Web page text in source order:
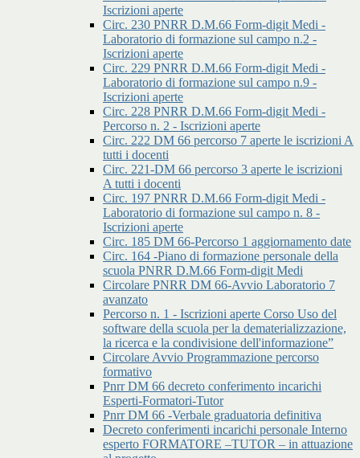
Iscrizioni aperte
Circ. 230 PNRR D.M.66 Form-digit Medi -
Laboratorio di formazione sul campo n.2 -
Iscrizioni aperte
Circ. 229 PNRR D.M.66 Form-digit Medi -
Laboratorio di formazione sul campo n.9 -
Iscrizioni aperte
Circ. 228 PNRR D.M.66 Form-digit Medi -
Percorso n. 2 - Iscrizioni aperte
Circ. 222 DM 66 percorso 7 aperte le iscrizioni A
tutti i docenti
Circ. 221-DM 66 percorso 3 aperte le iscrizioni
A tutti i docenti
Circ. 197 PNRR D.M.66 Form-digit Medi -
Laboratorio di formazione sul campo n. 8 -
Iscrizioni aperte
Circ. 185 DM 66-Percorso 1 aggiornamento date
Circ. 164 -Piano di formazione personale della
scuola PNRR D.M.66 Form-digit Medi
Circolare PNRR DM 66-Avvio Laboratorio 7
avanzato
Percorso n. 1 - Iscrizioni aperte Corso Uso del
software della scuola per la dematerializzazione,
la ricerca e la condivisione dell'informazione”
Circolare Avvio Programmazione percorso
formativo
Pnrr DM 66 decreto conferimento incarichi
Esperti-Formatori-Tutor
Pnrr DM 66 -Verbale graduatoria definitiva
Decreto conferimenti incarichi personale Interno
esperto FORMATORE –TUTOR – in attuazione